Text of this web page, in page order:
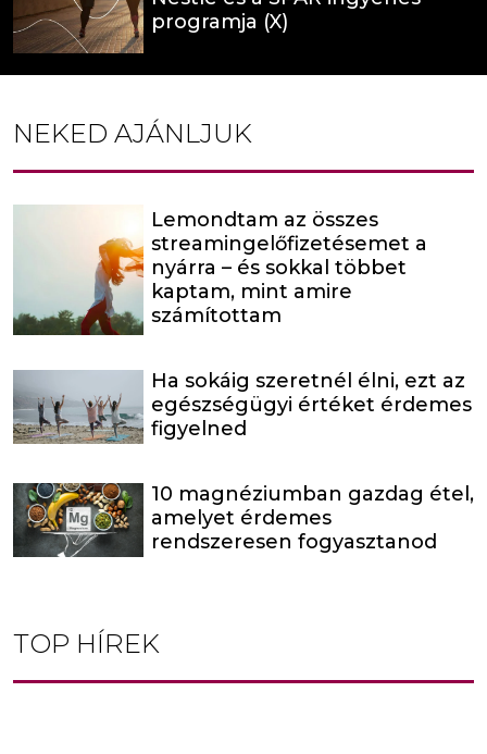
programja (X)
NEKED AJÁNLJUK
Lemondtam az összes
streamingelőfizetésemet a
nyárra – és sokkal többet
kaptam, mint amire
számítottam
Ha sokáig szeretnél élni, ezt az
egészségügyi értéket érdemes
figyelned
10 magnéziumban gazdag étel,
amelyet érdemes
rendszeresen fogyasztanod
TOP HÍREK